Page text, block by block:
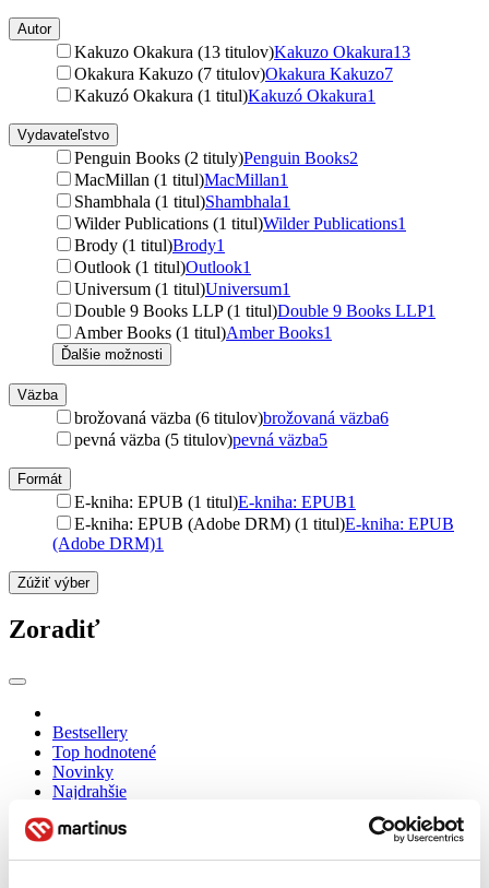
Autor
Kakuzo Okakura (13 titulov)Kakuzo Okakura13
Okakura Kakuzo (7 titulov)Okakura Kakuzo7
Kakuzó Okakura (1 titul)Kakuzó Okakura1
Vydavateľstvo
Penguin Books (2 tituly)Penguin Books2
MacMillan (1 titul)MacMillan1
Shambhala (1 titul)Shambhala1
Wilder Publications (1 titul)Wilder Publications1
Brody (1 titul)Brody1
Outlook (1 titul)Outlook1
Universum (1 titul)Universum1
Double 9 Books LLP (1 titul)Double 9 Books LLP1
Amber Books (1 titul)Amber Books1
Ďalšie možnosti
Väzba
brožovaná väzba (6 titulov)brožovaná väzba6
pevná väzba (5 titulov)pevná väzba5
Formát
E-kniha: EPUB (1 titul)E-kniha: EPUB1
E-kniha: EPUB (Adobe DRM) (1 titul)E-kniha: EPUB
(Adobe DRM)1
Zúžiť výber
Zoradiť
Bestsellery
Top hodnotené
Novinky
Najdrahšie
Najvyššia zľava